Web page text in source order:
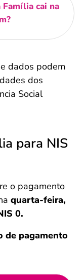
Família cai na
dados podem
dos
Social
para NIS
o pagamento
quarta-feira,
0.
de pagamento